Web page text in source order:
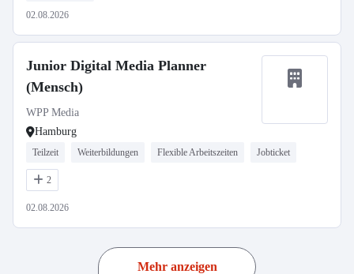
02.08.2026
Junior Digital Media Planner
(Mensch)
WPP Media
Hamburg
Teilzeit Weiterbildungen Flexible Arbeitszeiten Jobticket
2
02.08.2026
Mehr anzeigen